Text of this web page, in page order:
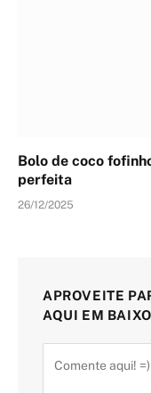
Bolo de coco
perfeita
26/12/2025
APROVEITE
AQUI EM